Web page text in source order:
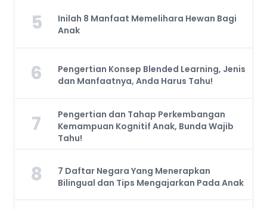
5
Inilah 8 Manfaat Memelihara Hewan Bagi
Anak
6
Pengertian Konsep Blended Learning, Jenis
dan Manfaatnya, Anda Harus Tahu!
7
Pengertian dan Tahap Perkembangan
Kemampuan Kognitif Anak, Bunda Wajib
Tahu!
8
7 Daftar Negara Yang Menerapkan
Bilingual dan Tips Mengajarkan Pada Anak